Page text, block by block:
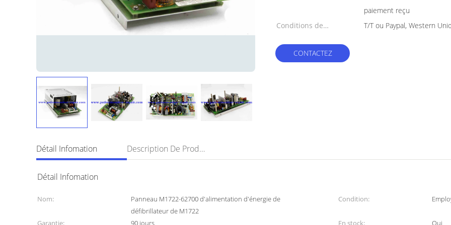
paiement reçu
Conditions de
T/T ou Paypal, Western
CONTACTEZ
Détail Infomation Description De Produit
Détail Infomation
Nom:
Panneau M1722-62700 d'alimentation d'énergie de
défibrillateur de M1722
Condition:
Garantie: 90 jours En stock:
Oui